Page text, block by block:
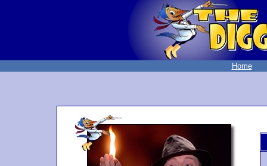
Home